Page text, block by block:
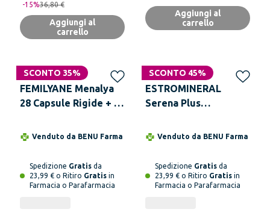
-15%36,80 €
Aggiungi al
carrello
Aggiungi al
carrello
SCONTO 35%
FEMILYANE Menalya
28 Capsule Rigide + 28
Venduto da BENU Farma
Spedizione Gratis da
23,99 € o Ritiro Gratis in
Farmacia o Parafarmacia
SCONTO 45%
ESTROMINERAL
Serena Plus
Alimentare 30
Venduto da BENU Farma
Spedizione Gratis da
23,99 € o Ritiro Gratis in
Farmacia o Parafarmacia